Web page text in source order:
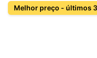
Melhor preço - últimos